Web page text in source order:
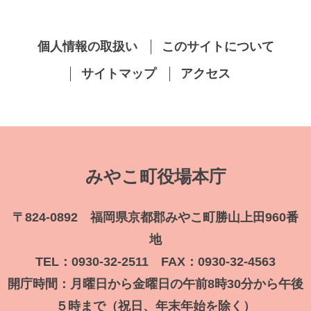
個人情報の取扱い
このサイトについて
サイトマップ
アクセス
みやこ町役場本庁
〒824-0892 福岡県京都郡みやこ町勝山上田960番
地
TEL：0930-32-2511 FAX：0930-32-4563
開庁時間：月曜日から金曜日の午前8時30分から午後
５時まで（祝日、年末年始を除く）